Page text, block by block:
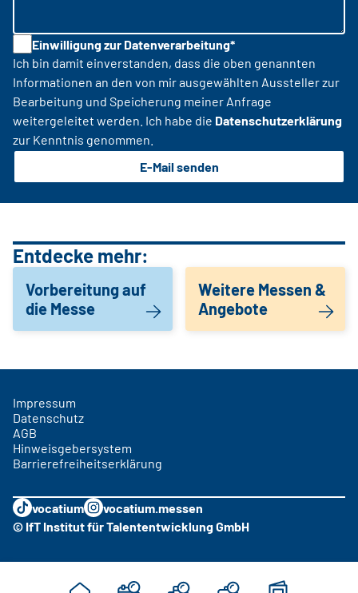
Einwilligung zur Datenverarbeitung*
Ich bin damit einverstanden, dass die oben genannten
Informationen an den von mir ausgewählten Aussteller zur
Bearbeitung und Speicherung meiner Anfrage
weitergeleitet werden. Ich habe die Datenschutzerklärung
zur Kenntnis genommen.
E-Mail senden
Entdecke mehr:
Vorbereitung auf
die Messe
Weitere Messen &
Angebote
Impressum
Datenschutz
AGB
Hinweisgebersystem
Barrierefreiheitserklärung
vocatium
vocatium.messen
© IfT Institut für Talententwicklung GmbH